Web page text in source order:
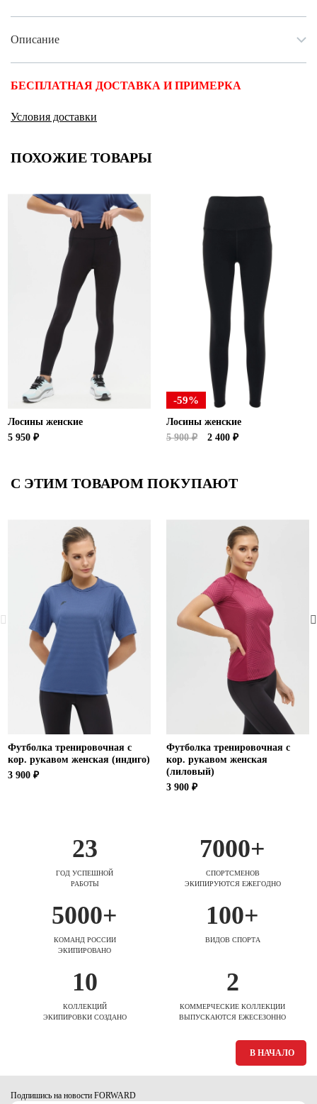
Описание
БЕСПЛАТНАЯ ДОСТАВКА И ПРИМЕРКА
Условия доставки
ПОХОЖИЕ ТОВАРЫ
Лосины женские
5 950 ₽
-59%
Лосины женские
5 900 ₽
2 400 ₽
С ЭТИМ ТОВАРОМ ПОКУПАЮТ
Футболка тренировочная с
кор. рукавом женская (индиго)
3 900 ₽
Футболка тренировочная с
кор. рукавом женская
(лиловый)
3 900 ₽
23
ГОД УСПЕШНОЙ
РАБОТЫ
7000+
СПОРТСМЕНОВ
ЭКИПИРУЮТСЯ ЕЖЕГОДНО
5000+
КОМАНД РОССИИ
ЭКИПИРОВАНО
100+
ВИДОВ СПОРТА
10
КОЛЛЕКЦИЙ
ЭКИПИРОВКИ СОЗДАНО
2
КОММЕРЧЕСКИЕ КОЛЛЕКЦИИ
ВЫПУСКАЮТСЯ ЕЖЕСЕЗОННО
В НАЧАЛО
Подпишись на новости FORWARD